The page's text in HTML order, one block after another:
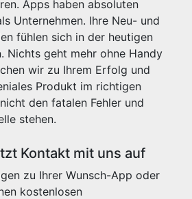
Apps haben absoluten
Unternehmen. Ihre Neu- und
fühlen sich in der heutigen
Nichts geht mehr ohne Handy
wir zu Ihrem Erfolg und
Produkt im richtigen
den fatalen Fehler und
stehen.
Kontakt mit uns auf
zu Ihrer Wunsch-App oder
kostenlosen